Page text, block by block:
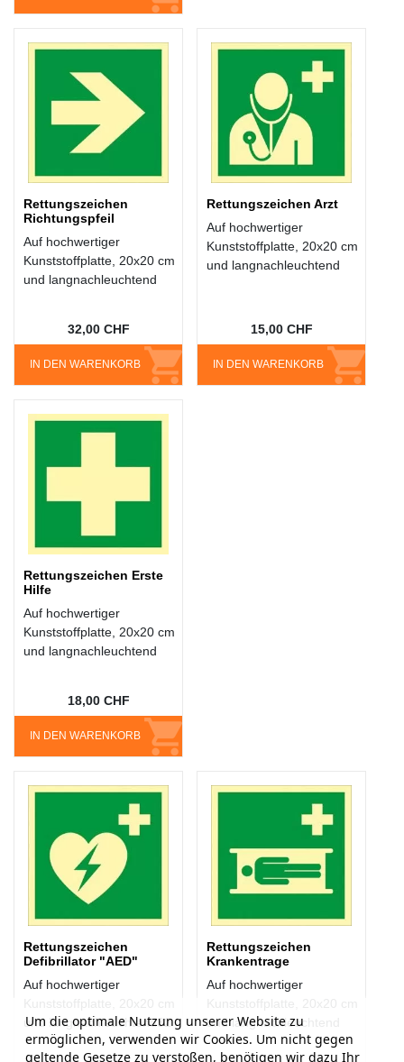
Rettungszeichen
Richtungspfeil
Auf hochwertiger
Kunststoffplatte, 20x20 cm
und langnachleuchtend
IN DEN WARENKORB
32,00 CHF
Rettungszeichen Arzt
Auf hochwertiger
Kunststoffplatte, 20x20 cm
und langnachleuchtend
IN DEN WARENKORB
15,00 CHF
Rettungszeichen Erste
Hilfe
Auf hochwertiger
Kunststoffplatte, 20x20 cm
und langnachleuchtend
IN DEN WARENKORB
18,00 CHF
Rettungszeichen
Defibrillator "AED"
Auf hochwertiger
und langnachleuchtend32
Rettungszeichen
Krankentrage
Auf hochwertiger
und langnachleuchtend
Um die optimale Nutzung unserer Website zu
ermöglichen, verwenden wir Cookies. Um nicht gegen
geltende Gesetze zu verstoßen, benötigen wir dazu Ihr